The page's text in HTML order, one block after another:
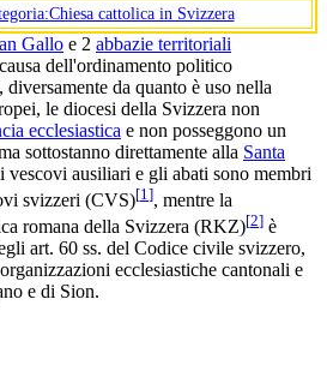
cattolica in Svizzera
Gallo e 2 abbazie territoriali
dell'ordinamento politico
da quanto è uso nella
le diocesi della Svizzera non
ecclesiastica e non posseggono un
sottostanno direttamente alla Santa
vescovi ausiliari e gli abati sono membri
svizzeri (CVS)[1 ], mentre la
romana della Svizzera (RKZ)[2] è
art. 60 ss. del Codice civile svizzero,
ecclesiastiche cantonali e
e di Sion.